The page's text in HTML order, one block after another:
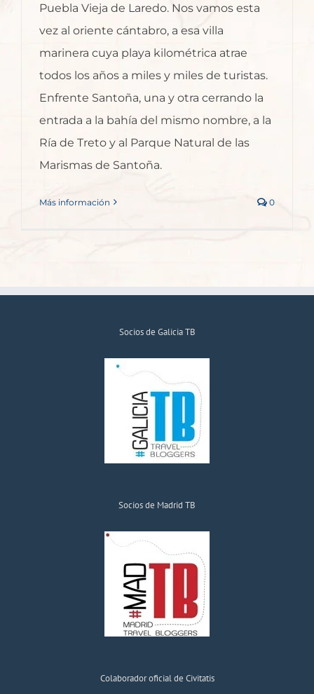
Puebla Vieja de Laredo. Nos vamos esta
vez al oriente cántabro, a esa villa
marinera cuya playa kilométrica atrae
todos los años a miles y miles de turistas.
Enfrente Santoña, una y otra cerrando la
entrada a la bahía del mismo nombre, a la
Ría de Treto y al Parque Natural de las
Marismas de Santoña.
Más información 0
Socios de Galicia TB
Socios de Madrid TB
Colaborador oficial de Civitatis